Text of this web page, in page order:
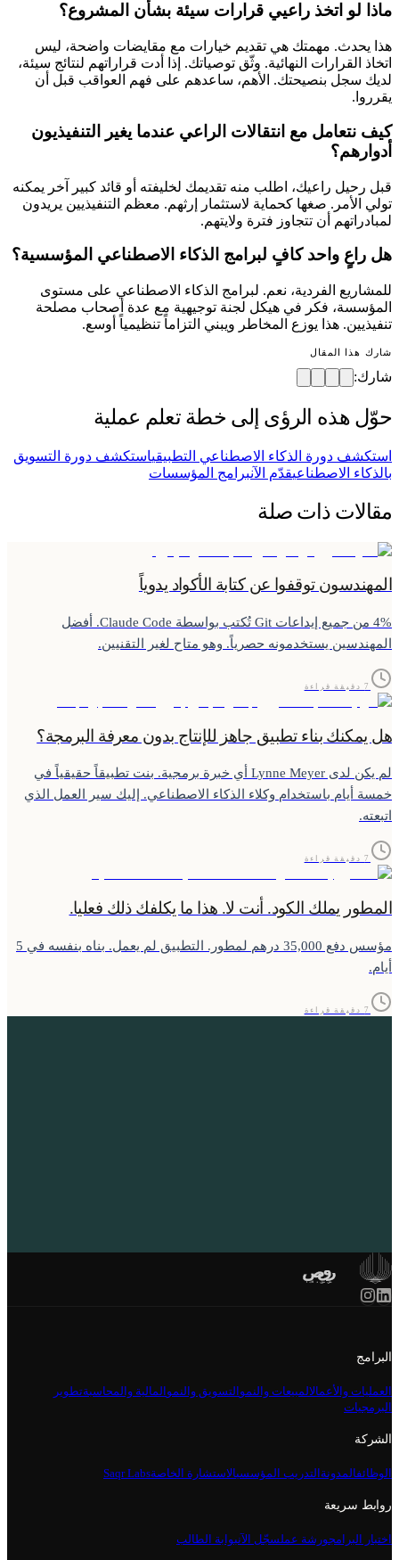
ماذا لو اتخذ راعيي قرارات سيئة بشأن المشروع؟
هذا يحدث. مهمتك هي تقديم خيارات مع مقايضات واضحة، ليس
اتخاذ القرارات النهائية. وثّق توصياتك. إذا أدت قراراتهم لنتائج سيئة،
لديك سجل بنصيحتك. الأهم، ساعدهم على فهم العواقب قبل أن
يقرروا.
كيف نتعامل مع انتقالات الراعي عندما يغير التنفيذيون
أدوارهم؟
قبل رحيل راعيك، اطلب منه تقديمك لخليفته أو قائد كبير آخر يمكنه
تولي الأمر. صغها كحماية لاستثمار إرثهم. معظم التنفيذيين يريدون
لمبادراتهم أن تتجاوز فترة ولايتهم.
هل راعٍ واحد كافٍ لبرامج الذكاء الاصطناعي المؤسسية؟
للمشاريع الفردية، نعم. لبرامج الذكاء الاصطناعي على مستوى
المؤسسة، فكر في هيكل لجنة توجيهية مع عدة أصحاب مصلحة
تنفيذيين. هذا يوزع المخاطر ويبني التزاماً تنظيمياً أوسع.
شارك هذا المقال
شارك:
حوّل هذه الرؤى إلى خطة تعلم عملية
استكشف دورة الذكاء الاصطناعي التطبيقياستكشف دورة التسويق
بالذكاء الاصطناعيقدّم الآنبرامج المؤسسات
مقالات ذات صلة
المهندسون توقفوا عن كتابة الأكواد يدوياً
4% من جميع إيداعات Git تُكتب بواسطة Claude Code. أفضل
المهندسين يستخدمونه حصرياً. وهو متاح لغير التقنيين.
7 دقيقة قراءة
هل يمكنك بناء تطبيق جاهز للإنتاج بدون معرفة البرمجة؟
لم يكن لدى Lynne Meyer أي خبرة برمجية. بنت تطبيقاً حقيقياً في
خمسة أيام باستخدام وكلاء الذكاء الاصطناعي. إليك سير العمل الذي
اتبعته.
7 دقيقة قراءة
المطور يملك الكود. أنت لا. هذا ما يكلفك ذلك فعليا.
مؤسس دفع 35,000 درهم لمطور. التطبيق لم يعمل. بناه بنفسه في 5
أيام.
7 دقيقة قراءة
البرامج
العمليات والأعمالالمبيعات والنمو التسويق والنمو المالية والمحاسبةتطوير
البرمجيات
الشركة
الوظائفالمدونة التدريب المؤسسيالاستشارة الخاصةSaqr Labs
روابط سريعة
اختبار البرامجورشة عملسجّل الآنبوابة الطالب